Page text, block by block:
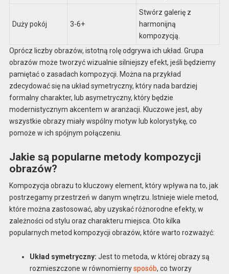
Duży pokój 3-6+
Stwórz galerię z
harmonijną
kompozycją.
Oprócz liczby obrazów, istotną rolę odgrywa ich układ. Grupa
obrazów może tworzyć wizualnie silniejszy efekt, jeśli będziemy
pamiętać o zasadach kompozycji. Można na przykład
zdecydować się na układ symetryczny, który nada bardziej
formalny charakter, lub asymetryczny, który będzie
modernistycznym akcentem w aranżacji. Kluczowe jest, aby
wszystkie obrazy miały wspólny motyw lub kolorystykę, co
pomoże w ich spójnym połączeniu.
Jakie są popularne metody kompozycji
obrazów?
Kompozycja obrazu to kluczowy element, który wpływa na to, jak
postrzegamy przestrzeń w danym wnętrzu. Istnieje wiele metod,
które można zastosować, aby uzyskać różnorodne efekty, w
zależności od stylu oraz charakteru miejsca. Oto kilka
popularnych metod kompozycji obrazów, które warto rozważyć:
Układ symetryczny: Jest to metoda, w której obrazy są
rozmieszczone w równomiernysposób, co tworzy